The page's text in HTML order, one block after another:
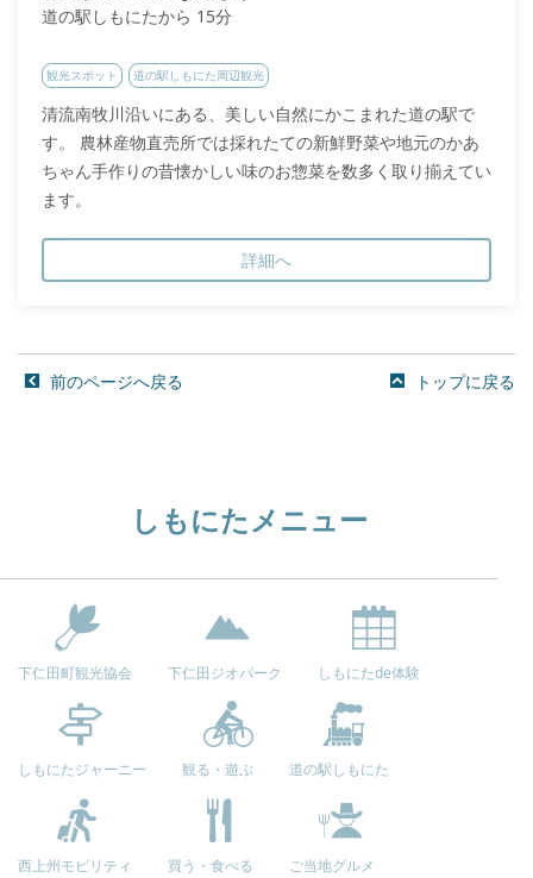
道の駅しもにたから 15分
観光スポット 道の駅しもにた周辺観光
清流南牧川沿いにある、美しい自然にかこまれた道の駅で
す。 農林産物直売所では採れたての新鮮野菜や地元のかあ
ちゃん手作りの昔懐かしい味のお惣菜を数多く取り揃えてい
ます。
詳細へ
前のページへ戻る トップに戻る
しもにたメニュー
下仁田町観光協会 下仁田ジオパーク しもにたde体験
しもにたジャーニー 観る・遊ぶ 道の駅しもにた
西上州モビリティ 買う・食べる ご当地グルメ